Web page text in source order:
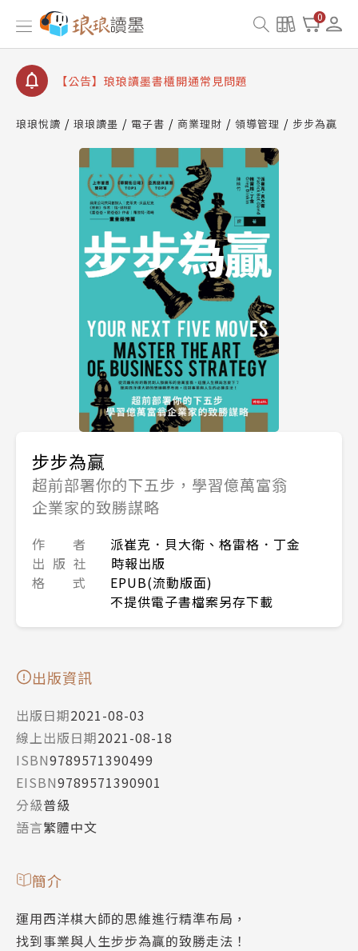
0
【公告】琅琅讀墨數位閱讀資產合併與書櫃開通申請
【公告】琅琅讀墨書櫃開通常見問題
【公告】琅琅讀墨 3 分鐘完成書櫃開通與資產合併申
請圖文教學
查詢
【公告】琅琅讀墨數位閱讀資產合併與書櫃開通申請
琅琅悅讀 琅琅讀墨 電子書 商業理財 領導管理 步步為贏
步步為贏
超前部署你的下五步，學習億萬富翁
企業家的致勝謀略
作 者
派崔克．貝大衛、格雷格．丁金
出 版 社
時報出版
格 式
EPUB(流動版面)
不提供電子書檔案另存下載
出版資訊
出版日期2021-08-03
線上出版日期2021-08-18
ISBN9789571390499
EISBN9789571390901
分級普級
語言繁體中文
簡介
運用西洋棋大師的思維進行精準布局，
找到事業與人生步步為贏的致勝走法！